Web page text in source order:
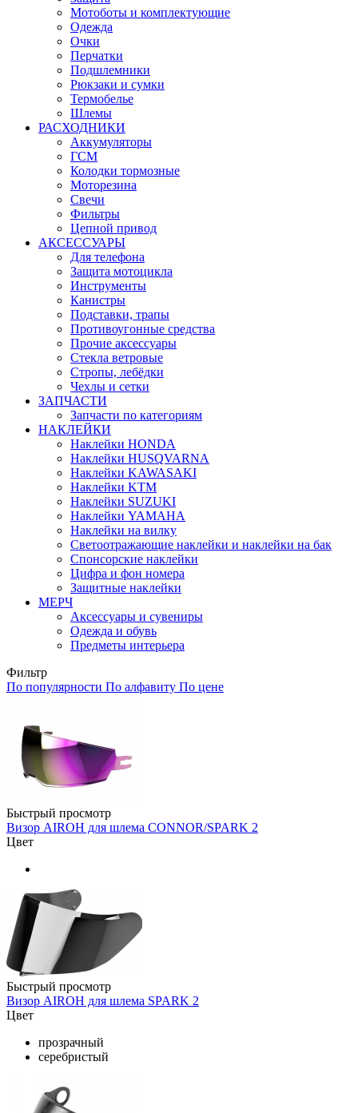
Мотоботы и комплектующие
Одежда
Очки
Перчатки
Подшлемники
Рюкзаки и сумки
Термобелье
Шлемы
РАСХОДНИКИ
Аккумуляторы
ГСМ
Колодки тормозные
Моторезина
Свечи
Фильтры
Цепной привод
АКСЕССУАРЫ
Для телефона
Защита мотоцикла
Инструменты
Канистры
Подставки, трапы
Противоугонные средства
Прочие аксессуары
Стекла ветровые
Стропы, лебёдки
Чехлы и сетки
ЗАПЧАСТИ
Запчасти по категориям
НАКЛЕЙКИ
Наклейки HONDA
Наклейки HUSQVARNA
Наклейки KAWASAKI
Наклейки KTM
Наклейки SUZUKI
Наклейки YAMAHA
Наклейки на вилку
Светоотражающие наклейки и наклейки на бак
Спонсорские наклейки
Цифра и фон номера
Защитные наклейки
МЕРЧ
Аксессуары и сувениры
Одежда и обувь
Предметы интерьера
Фильтр
По популярности По алфавиту По цене
Быстрый просмотр
Визор AIROH для шлема CONNOR/SPARK 2
Цвет
Быстрый просмотр
Визор AIROH для шлема SPARK 2
Цвет
прозрачный
серебристый